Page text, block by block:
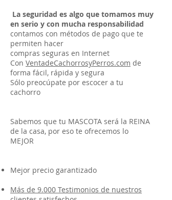
La seguridad es algo que tomamos muy
en serio y con mucha responsabilidad
contamos con métodos de pago que te
permiten hacer
compras seguras en Internet
Con VentadeCachorrosyPerros.com de
forma fácil, rápida y segura
Sólo preocúpate por escocer a tu
cachorro
Sabemos que tu MASCOTA será la REINA
de la casa, por eso te ofrecemos lo
MEJOR
Mejor precio garantizado
Más de 9.000 Testimonios de nuestros